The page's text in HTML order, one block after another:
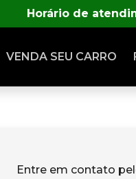
Horário de
VENDA SEU CARRO
Entre em contato